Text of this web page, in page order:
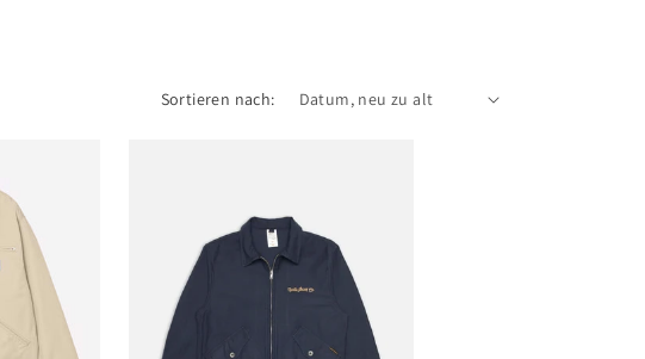
Sortieren nach: